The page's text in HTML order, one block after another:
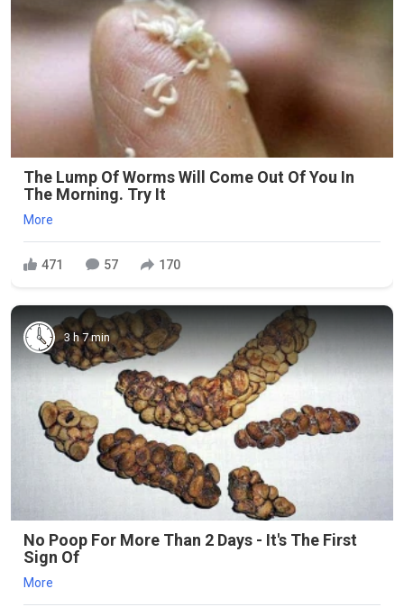
The Lump Of Worms Will Come Out Of You In
The Morning. Try It
More
471 57 170
3 h 7 min
No Poop For More Than 2 Days - It's The First
Sign Of
More